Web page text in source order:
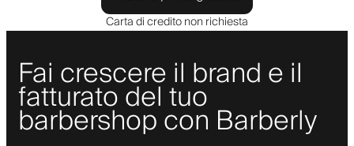
Carta di credito non richiesta
Fai crescere il brand e il
fatturato del tuo
barbershop con Barberly